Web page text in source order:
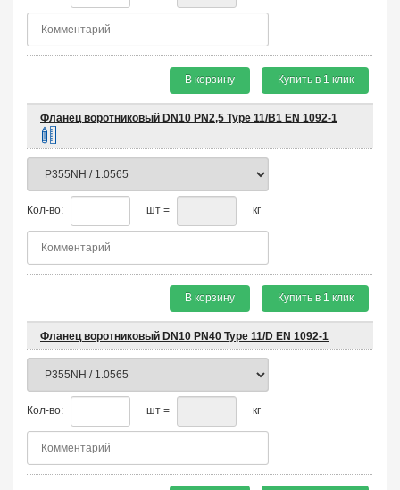
В корзину Купить в 1 клик
Фланец воротниковый DN10 PN2,5 Type 11/B1 EN 1092-1
Кол-во: шт = кг
В корзину Купить в 1 клик
Фланец воротниковый DN10 PN40 Type 11/D EN 1092-1
Кол-во: шт = кг